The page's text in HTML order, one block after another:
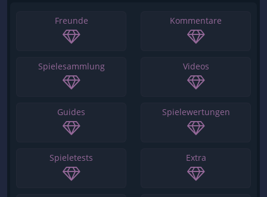
Freunde Kommentare
Spielesammlung Videos
Guides Spielewertungen
Spieletests Extra